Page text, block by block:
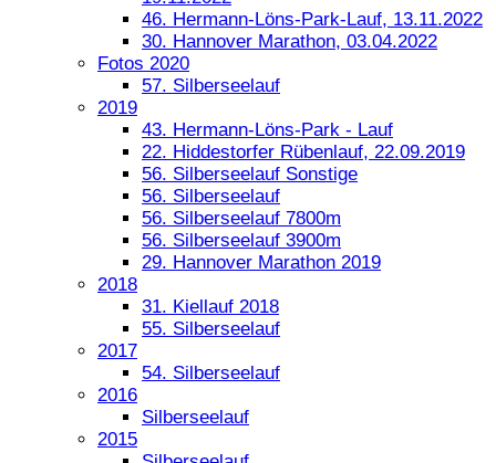
46. Hermann-Löns-Park-Lauf, 13.11.2022
30. Hannover Marathon, 03.04.2022
Fotos 2020
57. Silberseelauf
2019
43. Hermann-Löns-Park - Lauf
22. Hiddestorfer Rübenlauf, 22.09.2019
56. Silberseelauf Sonstige
56. Silberseelauf
56. Silberseelauf 7800m
56. Silberseelauf 3900m
29. Hannover Marathon 2019
2018
31. Kiellauf 2018
55. Silberseelauf
2017
54. Silberseelauf
2016
Silberseelauf
2015